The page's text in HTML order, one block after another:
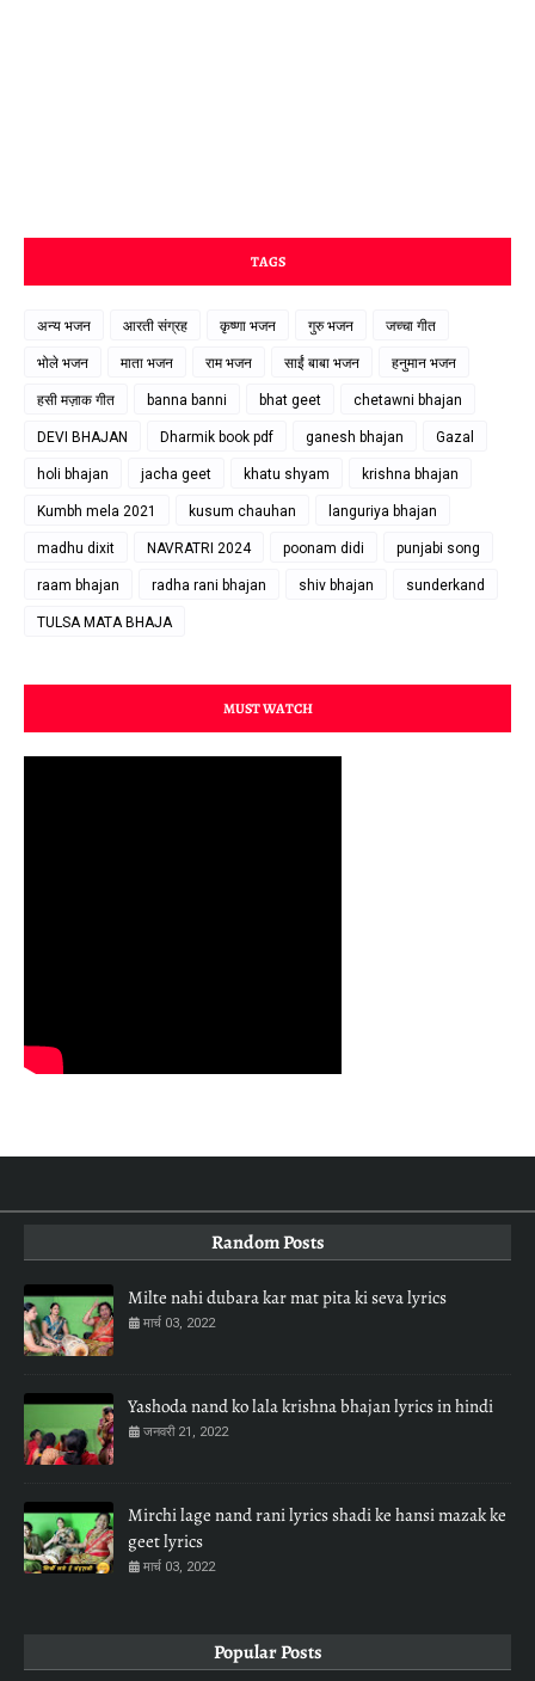
TAGS
अन्य भजन आरती संग्रह कृष्णा भजन गुरु भजन जच्चा गीत
भोले भजन माता भजन राम भजन साईं बाबा भजन हनुमान भजन
हसी मज़ाक गीत banna banni bhat geet chetawni bhajan
DEVI BHAJAN Dharmik book pdf ganesh bhajan Gazal
holi bhajan jacha geet khatu shyam krishna bhajan
Kumbh mela 2021 kusum chauhan languriya bhajan
madhu dixit NAVRATRI 2024 poonam didi punjabi song
raam bhajan radha rani bhajan shiv bhajan sunderkand
TULSA MATA BHAJA
MUST WATCH
Random Posts
Milte nahi dubara kar mat pita ki seva lyrics
मार्च 03, 2022
Yashoda nand ko lala krishna bhajan lyrics in hindi
जनवरी 21, 2022
Mirchi lage nand rani lyrics shadi ke hansi mazak ke
geet lyrics
मार्च 03, 2022
Popular Posts